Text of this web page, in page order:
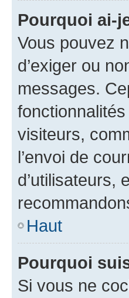
Pourquoi ai-
Vous pouvez
d’exiger ou
messages.
visiteurs,
l’envoi de
d’utilisateurs,
Haut
Pourquoi
Si vous ne